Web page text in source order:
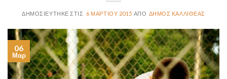
6 ΜΑΡΤΊΟΥ 2015 ΔΉΜΟΣ ΚΑΛΛΙΘΈΑΣ
06
Μαρ